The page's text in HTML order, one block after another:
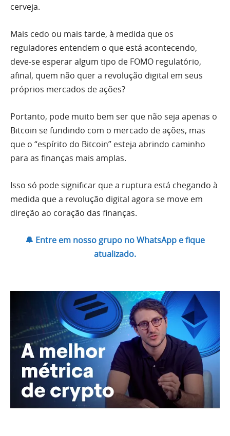
cerveja.
Mais cedo ou mais tarde, à medida que os
reguladores entendem o que está acontecendo,
deve-se esperar algum tipo de FOMO regulatório,
afinal, quem não quer a revolução digital em seus
próprios mercados de ações?
Portanto, pode muito bem ser que não seja apenas o
Bitcoin se fundindo com o mercado de ações, mas
que o “espírito do Bitcoin” esteja abrindo caminho
para as finanças mais amplas.
Isso só pode significar que a ruptura está chegando à
medida que a revolução digital agora se move em
direção ao coração das finanças.
🔔 Entre em nosso grupo no WhatsApp e fique
atualizado.